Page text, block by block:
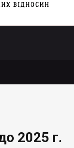
на 12 млн чел., –
2025 г.